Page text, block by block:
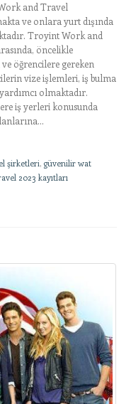
and Travel
ve onlara yurt dışında
Troyint Work and
öncelikle
öğrencilere gereken
vize işlemleri, iş bulma
olmaktadır.
iş yerleri konusunda
şirketleri, güvenilir wat
2023 kayıtları